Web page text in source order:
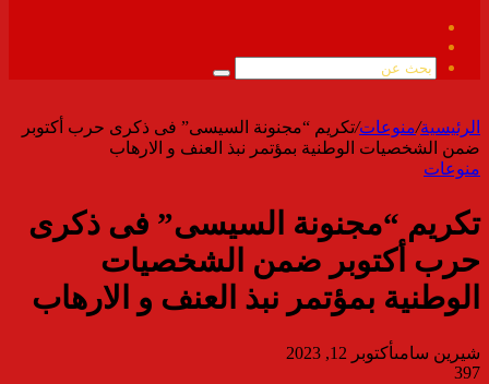
الموقع
بحث
الرئيسية/منوعات/تكريم “مجنونة السيسى” فى ذكرى حرب أكتوبر
ضمن الشخصيات الوطنية بمؤتمر نبذ العنف و الارهاب
منوعات
تكريم “مجنونة السيسى” فى ذكرى
حرب أكتوبر ضمن الشخصيات
الوطنية بمؤتمر نبذ العنف و الارهاب
شيرين سامىأكتوبر 12, 2023
397